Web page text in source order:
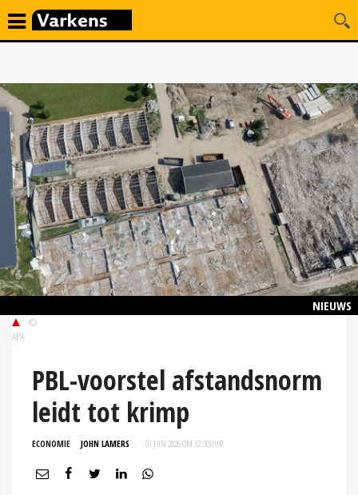
NIEUWS
©
APA
PBL-voorstel afstandsnorm
leidt tot krimp
ECONOMIE JOHN LAMERS 01 JUN 2026 OM 12:30UUR